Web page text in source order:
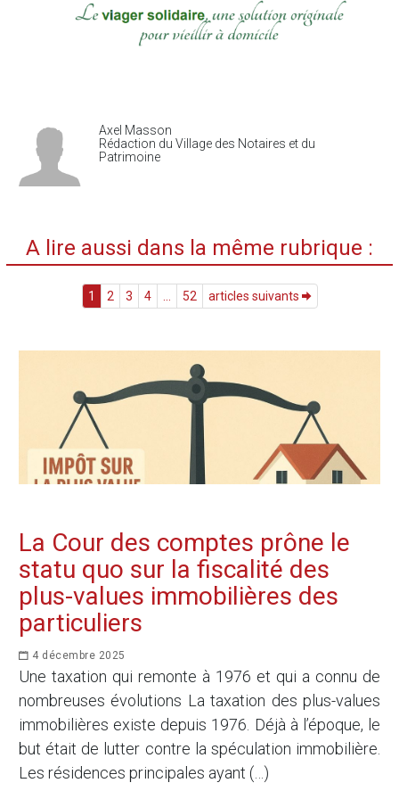
Axel Masson
Rédaction du Village des Notaires et du
Patrimoine
A lire aussi dans la même rubrique :
1 2 3 4 52 articles suivants
La Cour des comptes prône le
statu quo sur la fiscalité des
plus-values immobilières des
particuliers
4 décembre 2025
Une taxation qui remonte à 1976 et qui a connu de
nombreuses évolutions La taxation des plus-values
immobilières existe depuis 1976. Déjà à l’époque, le
but était de lutter contre la spéculation immobilière.
Les résidences principales ayant (…)